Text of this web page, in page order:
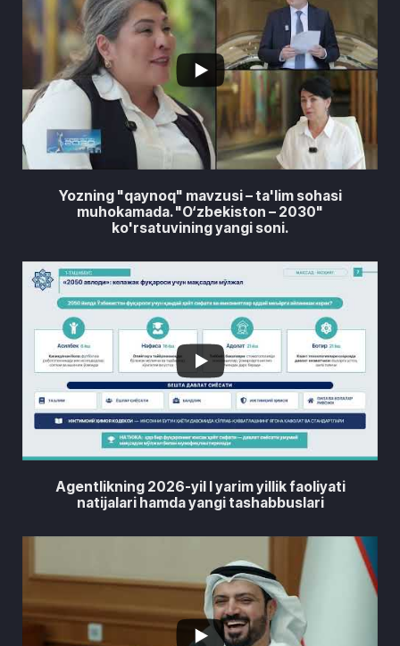
Yozning "qaynoq" mavzusi – ta'lim sohasi
muhokamada. "O‘zbekiston – 2030"
ko'rsatuvining yangi soni.
0 0
Agentlikning 2026-yil I yarim yillik faoliyati
natijalari hamda yangi tashabbuslari
...
1
0